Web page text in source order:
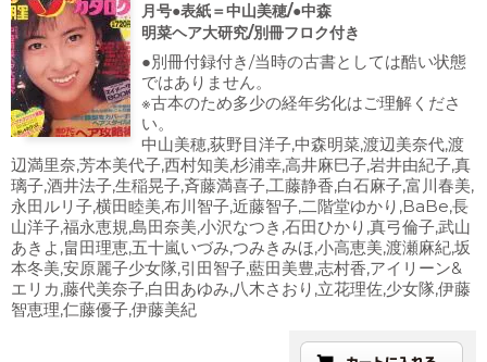
月号●表紙＝中山美穂/●中森
明菜ヘア大研究/別冊フロク付き
●別冊付録付き/当時の古書としては酷い状態
ではありません。
※古本のため多少の経年劣化はご理解くださ
い。
中山美穂,荻野目洋子,中森明菜,渡辺美奈代,渡
辺満里奈,芳本美代子,西村知美,杉浦幸,高井麻巳子,岩井由紀子,真
璃子,酒井法子,生稲晃子,斉藤満喜子,工藤静香,白石麻子,富川春美,
永田ルリ子,横田睦美,布川智子,近藤智子,二階堂ゆかり,BaBe,長
山洋子,福永恵規,島田奈美,小沢なつき,石田ひかり,真弓倫子,武山
あきよ,畠田理恵,五十嵐いづみ,つみきみほ,小高恵美,渡瀬麻紀,坂
本冬美,安原麗子少女隊,引田智子,藍田美豊,志村香,アイリーン&
エリカ,藤代美奈子,白田あゆみ,八木さおり,立花理佐,少女隊,伊藤
智恵理,仁藤優子,伊藤美紀